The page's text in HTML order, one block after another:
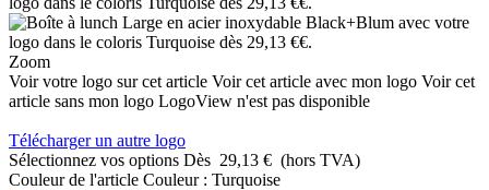
Zoom
Voir votre logo sur cet article Voir cet article avec mon logo Voir cet
article sans mon logo LogoView n'est pas disponible
Télécharger un autre logo
Sélectionnez vos options Dès 29,13 € (hors TVA)
Couleur de l'article Couleur : Turquoise